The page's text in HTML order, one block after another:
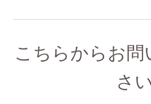
こちらからお
さ